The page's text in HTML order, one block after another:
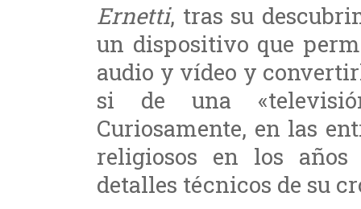
Ernetti, tras su
un dispositivo que
audio y vídeo y
si de una
Curiosamente, en las
religiosos en los
detalles técnicos de su